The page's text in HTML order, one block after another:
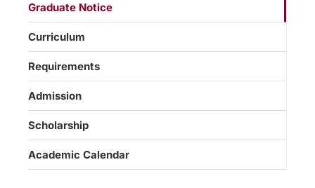
Graduate Notice
Curriculum
Requirements
Admission
Scholarship
Academic Calendar